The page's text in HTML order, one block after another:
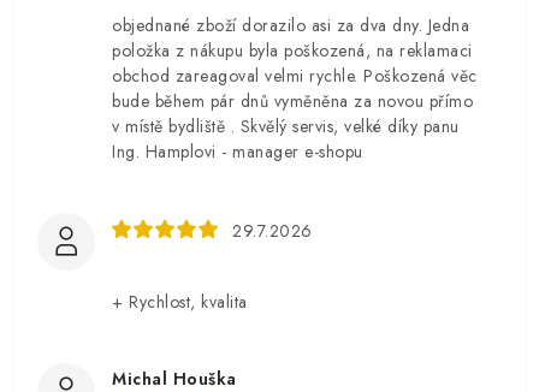
objednané zboží dorazilo asi za dva dny. Jedna
položka z nákupu byla poškozená, na reklamaci
obchod zareagoval velmi rychle. Poškozená věc
bude během pár dnů vyměněna za novou přímo
v místě bydliště . Skvělý servis, velké díky panu
Ing. Hamplovi - manager e-shopu
29.7.2026
+ Rychlost, kvalita
Michal Houška